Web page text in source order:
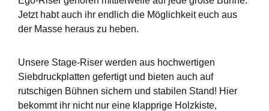
Jetzt habt auch ihr endlich die Möglichkeit euch aus
der Masse heraus zu heben.
Unsere Stage-Riser werden aus hochwertigen
Siebdruckplatten gefertigt und bieten auch auf
rutschigen Bühnen sichern und stabilen Stand! Hier
bekommt ihr nicht nur eine klapprige Holzkiste,